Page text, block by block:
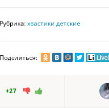
Рубрика:хвастики детские
Поделиться:
+27